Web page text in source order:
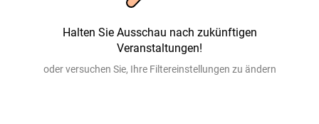
Halten Sie Ausschau nach zukünftigen
Veranstaltungen!
oder versuchen Sie, Ihre Filtereinstellungen zu ändern